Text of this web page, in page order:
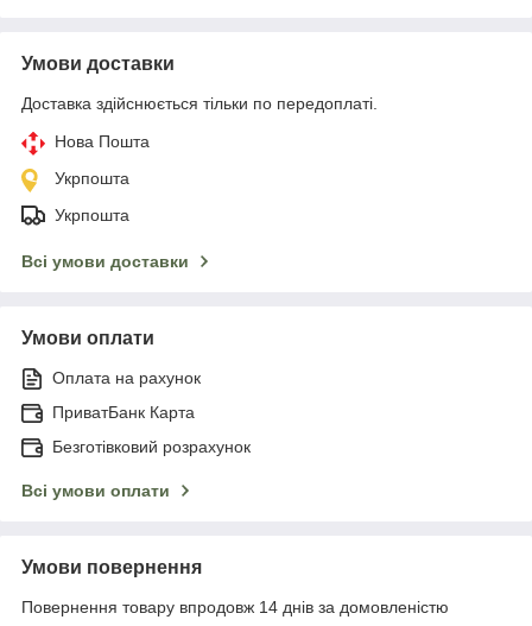
Умови доставки
Доставка здійснюється тільки по передоплаті.
Нова Пошта
Укрпошта
Укрпошта
Всі умови доставки
Умови оплати
Оплата на рахунок
ПриватБанк Карта
Безготівковий розрахунок
Всі умови оплати
Умови повернення
Повернення товару впродовж 14 днів за домовленістю